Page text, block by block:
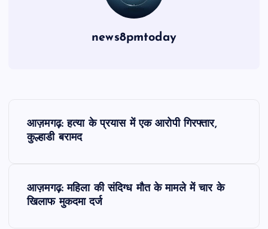
news8pmtoday
आज़मगढ़: हत्या के प्रयास में एक आरोपी गिरफ्तार,
कुल्हाडी बरामद
आज़मगढ़: महिला की संदिग्ध मौत के मामले में चार के
खिलाफ मुकदमा दर्ज